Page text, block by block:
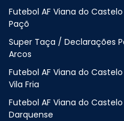
Futebol AF Viana do
Paçõ
Super Taça / Declarações
Arcos
Futebol AF Viana do
Vila Fria
Futebol AF Viana do
Darquense